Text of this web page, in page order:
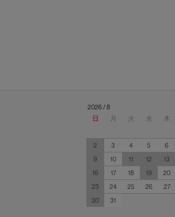
2026 / 8
日
月 火 水 木
2
3 4 5 6
9
10 11 12 13
16
17 18 19 20
23
24 25 26 27
30
31